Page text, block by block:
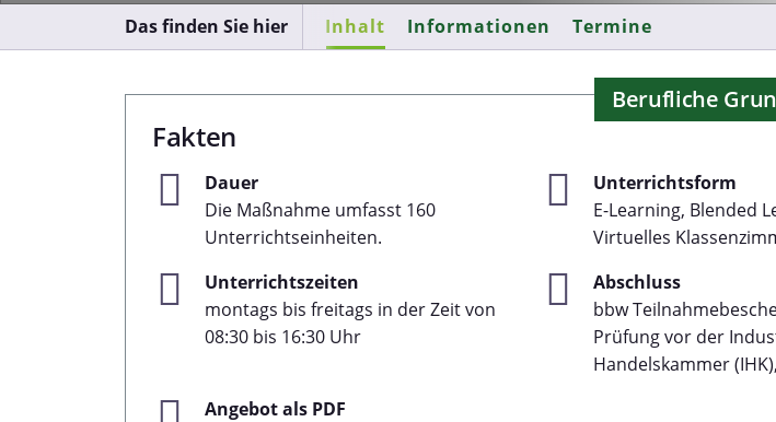
Das finden Sie hier Inhalt Informationen Termine
Fakten
Berufliche
Dauer
Die Maßnahme umfasst 160
Unterrichtseinheiten.
Unterrichtsform
E-Learning, Blended
Virtuelles
Unterrichtszeiten
montags bis freitags in der Zeit von
08:30 bis 16:30 Uhr
Abschluss
bbw
Prüfung vor der
Handelskammer (IHK),
Angebot als PDF